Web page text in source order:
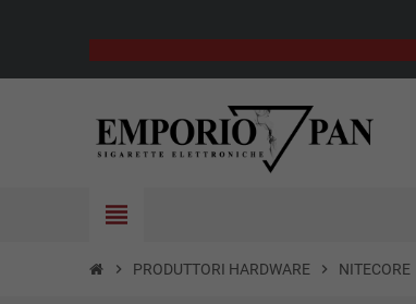
view_headline
chevron_right PRODUTTORI HARDWARE chevron_right NITECORE